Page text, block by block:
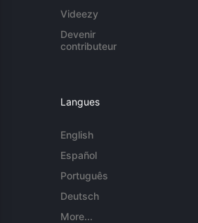
Videezy
Devenir
contributeur
Langues
English
Español
Português
Deutsch
More...